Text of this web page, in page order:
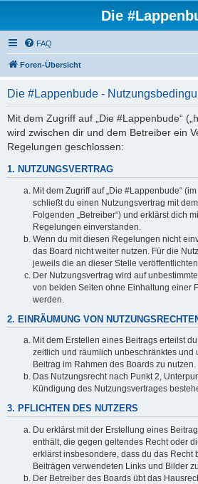
Die
FAQ
Foren-Übersicht
Die #Lappenbude -
Mit dem Zugriff auf „Die #Lappenbude“
wird zwischen dir und dem Betreiber ein
Regelungen geschlossen:
1. NUTZUNGSVERTRAG
Mit dem Zugriff auf „Die #Lappenbude“
schließt du einen Nutzungsvertrag mit
Folgenden „Betreiber“) und erklärst dich
Regelungen einverstanden.
Wenn du mit diesen Regelungen nicht
das Board nicht weiter nutzen. Für die
jeweils die an dieser Stelle
Der Nutzungsvertrag wird auf
von beiden Seiten ohne Einhaltung einer
werden.
2. EINRÄUMUNG VON
Mit dem Erstellen eines Beitrags erteilst
zeitlich und räumlich unbeschränktes und
Beitrag im Rahmen des Boards zu nutzen.
Das Nutzungsrecht nach Punkt 2,
Kündigung des Nutzungsvertrages
3. PFLICHTEN DES NUTZERS
Du erklärst mit der Erstellung eines
enthält, die gegen geltendes Recht oder
erklärst insbesondere, dass du das Recht
Beiträgen verwendeten Links und Bilder
Der Betreiber des Boards übt das